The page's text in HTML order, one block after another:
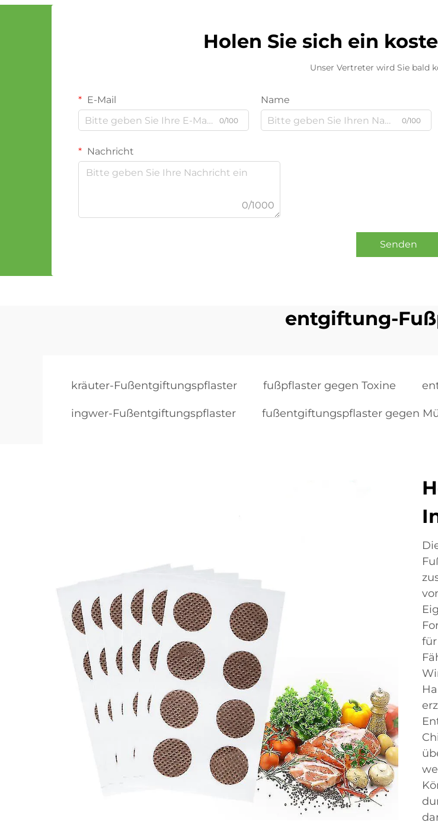
Holen Sie sich ein
Unser Vertreter wird Sie bald
E-Mail
0/100
Name
0/100
Nachricht
0/1000
Senden
entgiftung-
kräuter-Fußentgiftungspflaster fußpflaster gegen Toxine
ingwer-Fußentgiftungspflaster fußentgiftungspflaster gegen